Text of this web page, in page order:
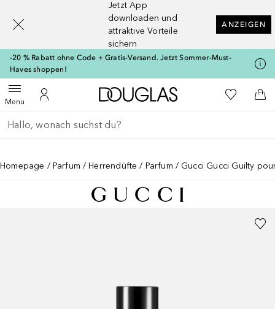
Jetzt App
downloaden und
attraktive Vorteile
sichern
ANZEIGEN
-20 % Rabatt ohne Code + Gratis-Versand. Jetzt Sommer-Must-
Haves shoppen!
MenüMenü öffnenZu Meinem Kundenkonto
Zur Douglas Startseite
Zu Meiner
Gehe zurück
Suche ausführen
Homepage Parfum Herrendüfte Parfum Gucci Gucci Guilty
[navigation.slideout.screenreader]